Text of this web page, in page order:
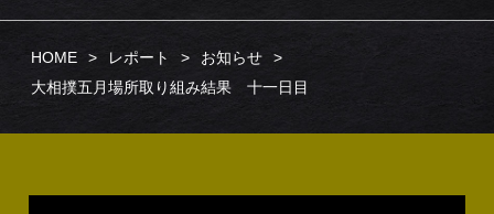
HOME レポート
お知らせ
大相撲五月場所取り組み結果 十一日目